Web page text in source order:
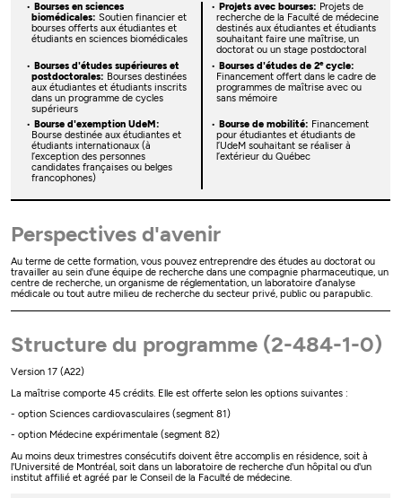
Bourses en sciences
biomédicales: Soutien financier et
bourses offerts aux étudiantes et
étudiants en sciences biomédicales
Projets avec bourses: Projets de
recherche de la Faculté de médecine
destinés aux étudiantes et étudiants
souhaitant faire une maîtrise, un
doctorat ou un stage postdoctoral
Bourses d'études supérieures et
postdoctorales: Bourses destinées
aux étudiantes et étudiants inscrits
dans un programme de cycles
supérieurs
Bourses d'études de 2ecycle:
Financement offert dans le cadre de
programmes de maîtrise avec ou
sans mémoire
Bourse d'exemption UdeM:
Bourse destinée aux étudiantes et
étudiants internationaux (à
l’exception des personnes
candidates françaises ou belges
francophones)
Bourse de mobilité: Financement
pour étudiantes et étudiants de
l’UdeM souhaitant se réaliser à
l’extérieur du Québec
Perspectives d'avenir
Au terme de cette formation, vous pouvez entreprendre des études au doctorat ou
travailler au sein d'une équipe de recherche dans une compagnie pharmaceutique, un
centre de recherche, un organisme de réglementation, un laboratoire d’analyse
médicale ou tout autre milieu de recherche du secteur privé, public ou parapublic.
Structure du programme (2-484-1-0)
Version 17 (A22)
La maîtrise comporte 45 crédits. Elle est offerte selon les options suivantes :
- option Sciences cardiovasculaires (segment 81)
- option Médecine expérimentale (segment 82)
Au moins deux trimestres consécutifs doivent être accomplis en résidence, soit à
l'Université de Montréal, soit dans un laboratoire de recherche d'un hôpital ou d'un
institut affilié et agréé par le Conseil de la Faculté de médecine.